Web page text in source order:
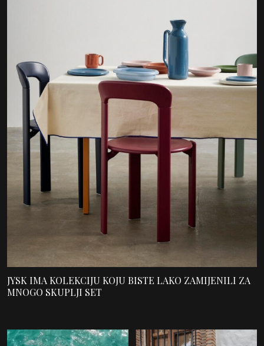
JYSK IMA KOLEKCIJU KOJU BISTE LAKO ZAMIJENILI ZA
MNOGO SKUPLJI SET